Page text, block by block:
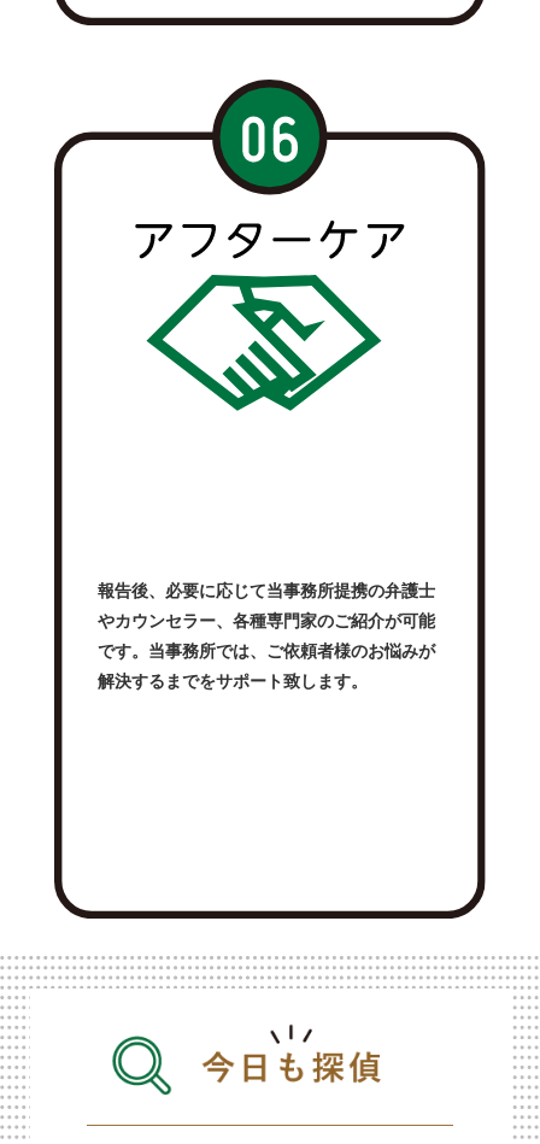
報告後、必要に応じて当事務所提携の弁護士
やカウンセラー、各種専門家のご紹介が可能
です。当事務所では、ご依頼者様のお悩みが
解決するまでをサポート致します。